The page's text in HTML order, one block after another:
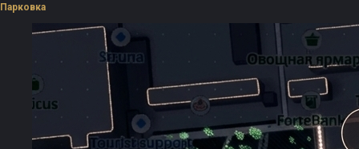
Парковка